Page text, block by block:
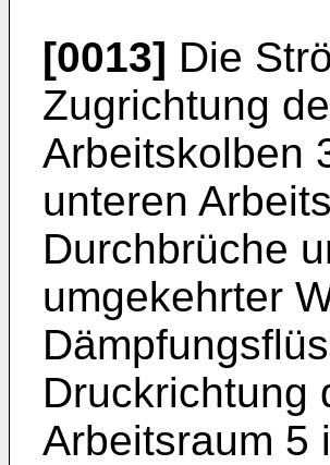
[0013] Die
Zugrichtung
Arbeitskolben
unteren
Durchbrüche
umgekehrter
Druckrichtung
Arbeitsraum 5